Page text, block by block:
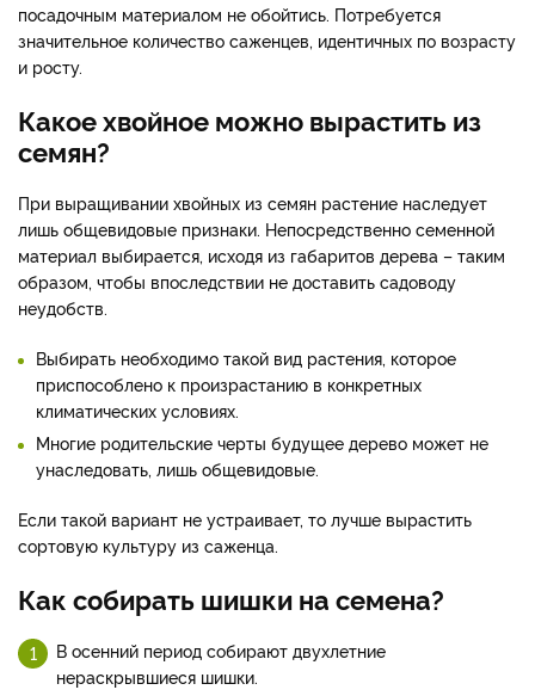
посадочным материалом не обойтись. Потребуется
значительное количество саженцев, идентичных по возрасту
и росту.
Какое хвойное можно вырастить из
семян?
При выращивании хвойных из семян растение наследует
лишь общевидовые признаки. Непосредственно семенной
материал выбирается, исходя из габаритов дерева – таким
образом, чтобы впоследствии не доставить садоводу
неудобств.
Выбирать необходимо такой вид растения, которое
приспособлено к произрастанию в конкретных
климатических условиях.
Многие родительские черты будущее дерево может не
унаследовать, лишь общевидовые.
Если такой вариант не устраивает, то лучше вырастить
сортовую культуру из саженца.
Как собирать шишки на семена?
В осенний период собирают двухлетние
нераскрывшиеся шишки.